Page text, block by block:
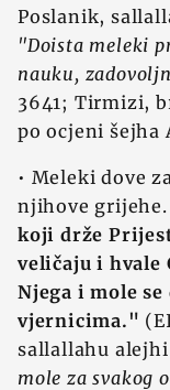
Poslanik,
"Doista meleki
nauku,
3641; Tirmizi,
po ocjeni šejha
• Meleki dove
njihove
koji drže
veličaju i hvale
Njega i mole
vjernicima."
sallallahu
mole za svakog